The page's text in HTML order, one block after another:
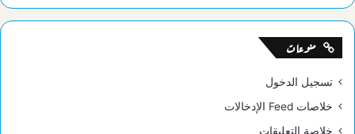
منوعات
تسجيل الدخول
خلاصات Feed الإدخالات
خلاصة التعليقات